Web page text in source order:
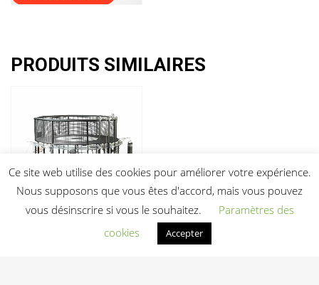
PRODUITS SIMILAIRES
Ce site web utilise des cookies pour améliorer votre expérience.
Nous supposons que vous êtes d'accord, mais vous pouvez
vous désinscrire si vous le souhaitez.
Paramètres des
cookies
Accepter